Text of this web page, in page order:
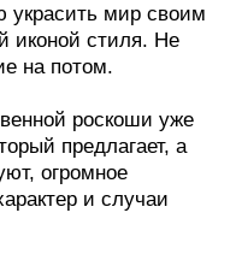
украсить мир своим
иконой стиля. Не
на потом.
роскоши уже
предлагает, а
огромное
и случаи